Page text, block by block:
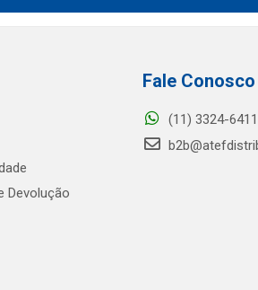
Devolução
Fale Conosco
(11) 3324-6411